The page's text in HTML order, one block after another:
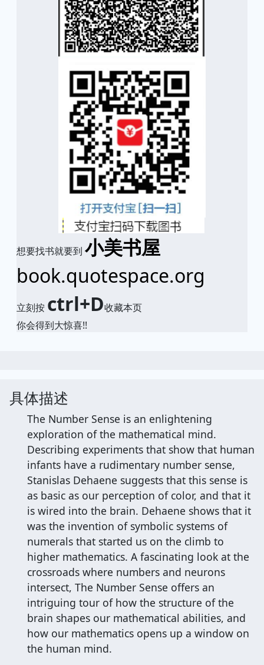
想要找书就要到 小美书屋
book.quotespace.org
立刻按 ctrl+D收藏本页
你会得到大惊喜!!
具体描述
The Number Sense is an enlightening
exploration of the mathematical mind.
Describing experiments that show that human
infants have a rudimentary number sense,
Stanislas Dehaene suggests that this sense is
as basic as our perception of color, and that it
is wired into the brain. Dehaene shows that it
was the invention of symbolic systems of
numerals that started us on the climb to
higher mathematics. A fascinating look at the
crossroads where numbers and neurons
intersect, The Number Sense offers an
intriguing tour of how the structure of the
brain shapes our mathematical abilities, and
how our mathematics opens up a window on
the human mind.